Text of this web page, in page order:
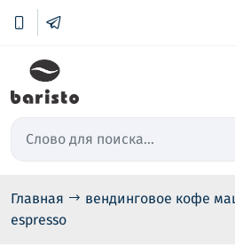
Главная
вендинговое кофе
espresso